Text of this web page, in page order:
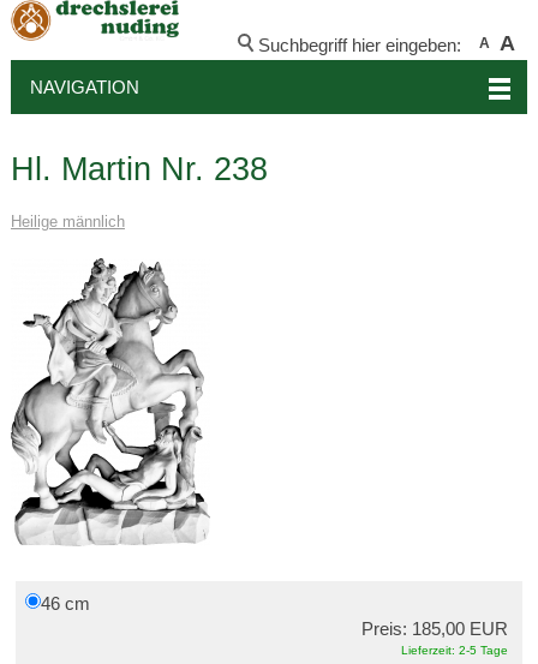
A A
Suchbegriff hier eingeben:
NAVIGATION
Hl. Martin Nr. 238
Heilige männlich
46 cm
Preis: 185,00 EUR
Lieferzeit: 2-5 Tage